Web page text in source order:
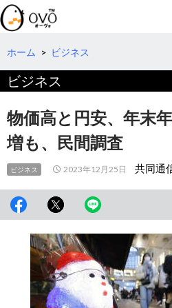
検
索
コ
テ
へ
移
動
ホーム > ビジネス
ビジネス
物価高と円安、年末
増も、民間調査
ビジネス 2023年12月25日 共同通